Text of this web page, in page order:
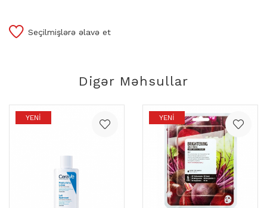
Seçilmişlərə əlavə et
Digər Məhsullar
YENI YENI